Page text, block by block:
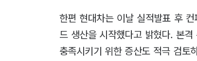
한편 현대차는 이날 실적발표 후
드 생산을 시작했다고 밝혔다. 본
충족시키기 위한 증산도 적극 검토